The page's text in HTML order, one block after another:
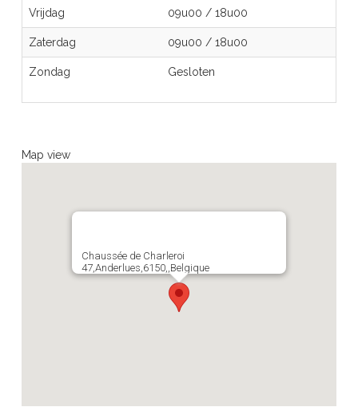
Vrijdag 09u00 /18u00
Zaterdag 09u00 /18u00
Zondag Gesloten
Map view
Chaussée de Charleroi
47,Anderlues,6150,,Belgique